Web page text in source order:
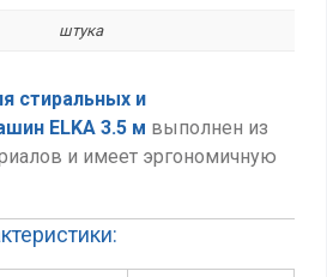
штука
стиральных и
ELKA 3.5 м выполнен из
и имеет эргономичную